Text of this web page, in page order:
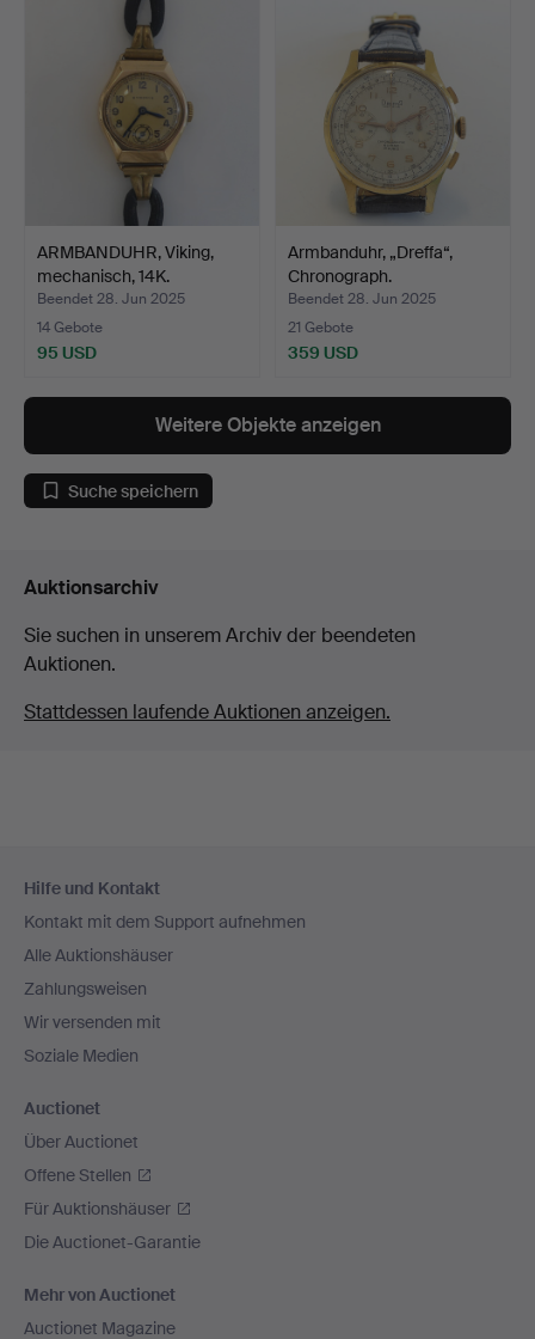
ARMBANDUHR, Viking,
mechanisch, 14K.
Beendet 28. Jun 2025
14 Gebote
95 USD
Armbanduhr, „Dreffa“,
Chronograph.
Beendet 28. Jun 2025
21 Gebote
359 USD
Weitere Objekte anzeigen
Suche speichern
Auktionsarchiv
Sie suchen in unserem Archiv der beendeten
Auktionen.
Stattdessen laufende Auktionen anzeigen.
Navigation
Hilfe und Kontakt
Kontakt mit dem Support aufnehmen
Alle Auktionshäuser
Zahlungsweisen
Wir versenden mit
Soziale Medien
Auctionet
Über Auctionet
Offene Stellen
Für Auktionshäuser
Die Auctionet-Garantie
Mehr von Auctionet
Auctionet Magazine